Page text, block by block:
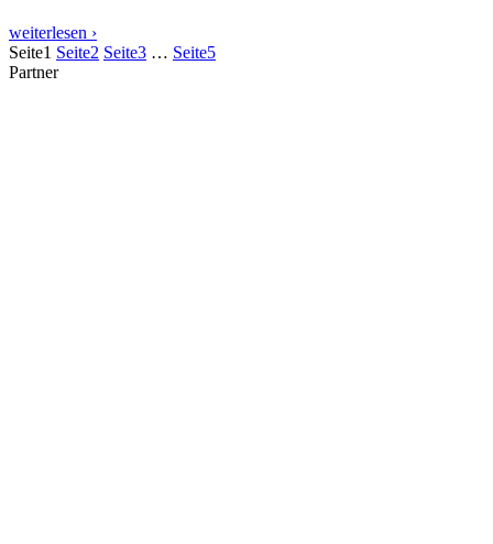
weiterlesen ›
Seite1 Seite2 Seite3 … Seite5
Partner